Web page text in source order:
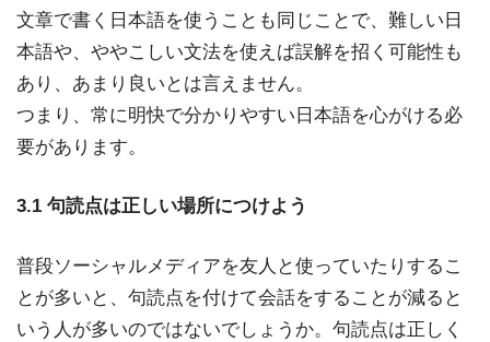
文章で書く日本語を使うことも同じことで、難しい日
本語や、ややこしい文法を使えば誤解を招く可能性も
あり、あまり良いとは言えません。
つまり、常に明快で分かりやすい日本語を心がける必
要があります。
3.1 句読点は正しい場所につけよう
普段ソーシャルメディアを友人と使っていたりするこ
とが多いと、句読点を付けて会話をすることが減ると
いう人が多いのではないでしょうか。句読点は正しく